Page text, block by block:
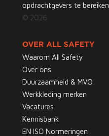
opdrachtgevers te bereiken.
© 2026
OVER ALL SAFETY
Waarom All Safety
Over ons
Duurzaamheid & MVO
Werkkleding merken
Vacatures
Kennisbank
EN ISO Normeringen